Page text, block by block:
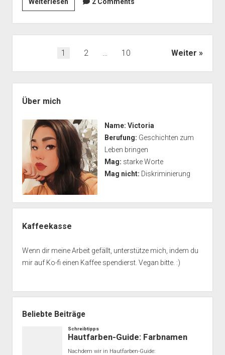
Pflicht
um
Weihnachten
Seitennummerierung
1 2 10 Weiter
Über mich
Name: Victoria
Berufung: Geschichten zum
Leben bringen
Mag: starke Worte
Mag nicht: Diskriminierung
Kaffeekasse
Wenn dir meine Arbeit gefällt, unterstütze mich, indem du
mir auf Ko-fi einen Kaffee spendierst. Vegan bitte. :)
Beliebte Beiträge